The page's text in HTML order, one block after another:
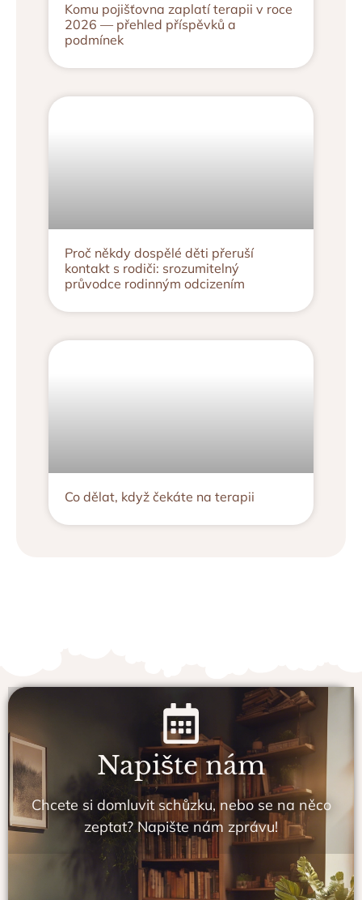
Komu pojišťovna zaplatí terapii v roce
2026 — přehled příspěvků a
podmínek
Proč někdy dospělé děti přeruší
kontakt s rodiči: srozumitelný
průvodce rodinným odcizením
Co dělat, když čekáte na terapii
Napište nám
Chcete si domluvit schůzku, nebo se na něco
zeptat? Napište nám zprávu!